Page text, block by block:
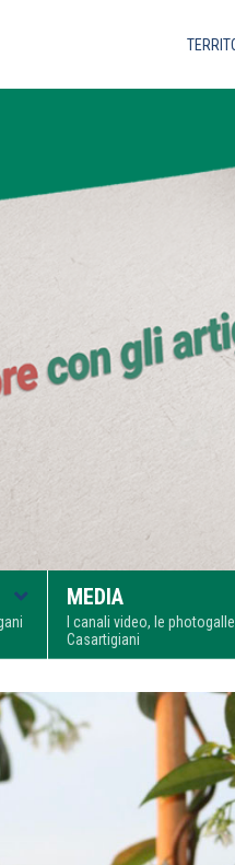
MEDIA
I canali video, le
Casartigiani